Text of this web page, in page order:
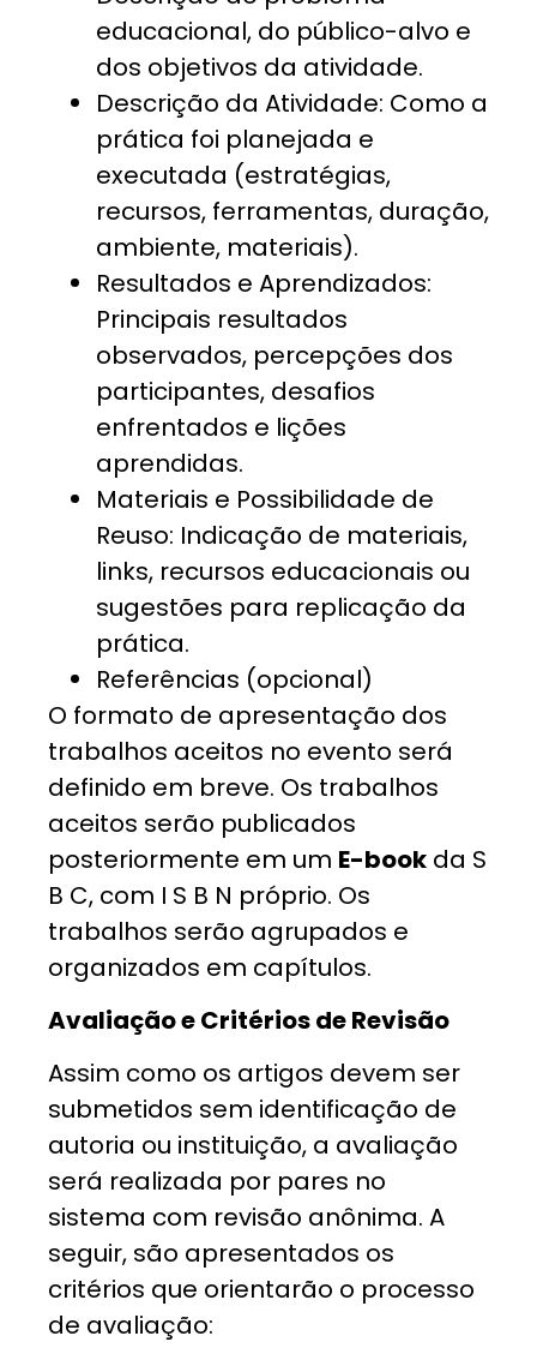
educacional, do público-alvo e
dos objetivos da atividade.
Descrição da Atividade: Como a
prática foi planejada e
executada (estratégias,
recursos, ferramentas, duração,
ambiente, materiais).
Resultados e Aprendizados:
Principais resultados
observados, percepções dos
participantes, desafios
enfrentados e lições
aprendidas.
Materiais e Possibilidade de
Reuso: Indicação de materiais,
links, recursos educacionais ou
sugestões para replicação da
prática.
Referências (opcional)
O formato de apresentação dos
trabalhos aceitos no evento será
definido em breve. Os trabalhos
aceitos serão publicados
posteriormente em um E-book da S
B C, com I S B N próprio. Os
trabalhos serão agrupados e
organizados em capítulos.
Avaliação e Critérios de Revisão
Assim como os artigos devem ser
submetidos sem identificação de
autoria ou instituição, a avaliação
será realizada por pares no
sistema com revisão anônima. A
seguir, são apresentados os
critérios que orientarão o processo
de avaliação: